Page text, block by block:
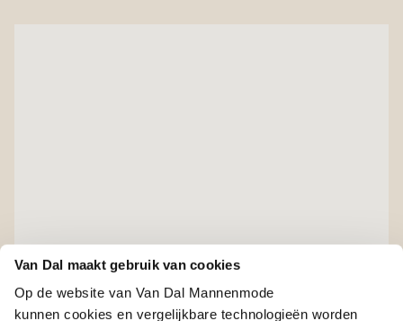
Van Dal maakt gebruik van cookies
Op de website van Van Dal Mannenmode
kunnen cookies en vergelijkbare technologieën worden